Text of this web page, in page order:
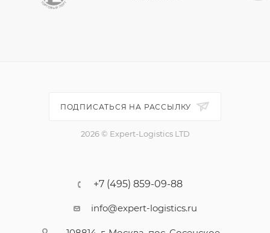
ПОДПИСАТЬСЯ НА РАССЫЛКУ
2026 © Expert-Logistics LTD
+7 (495) 859-09-88
info@expert-logistics.ru